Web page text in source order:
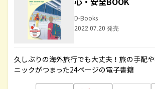
D-Books
2022.07.20 発売
久しぶりの海外旅行でも大丈夫！旅の手配
ニックがつまった24ページの電子書籍